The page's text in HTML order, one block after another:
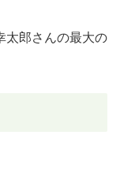
太郎さんの最大の